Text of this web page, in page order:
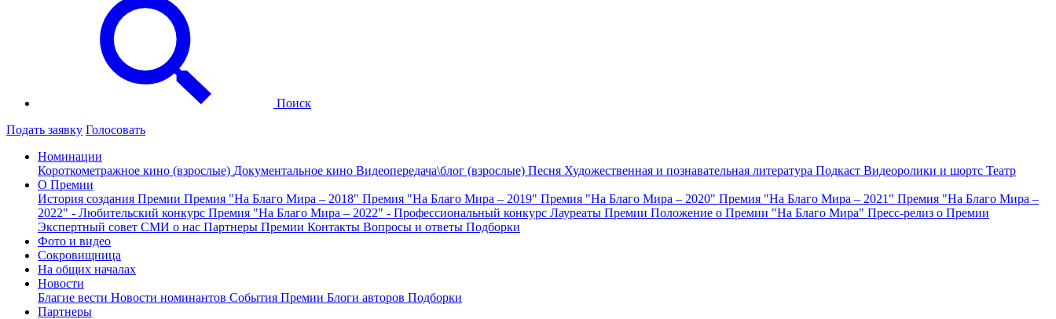
Поиск
Подать заявку Голосовать
Номинации
Короткометражное кино (взрослые) Документальное кино Видеопередача\блог (взрослые) Песня Художественная и познавательная литература Подкаст Видеоролики и шортс Театр
О Премии
История создания Премии Премия "На Благо Мира – 2018" Премия "На Благо Мира – 2019" Премия "На Благо Мира – 2020" Премия "На Благо Мира – 2021" Премия "На Благо Мира –
2022" - Любительский конкурс Премия "На Благо Мира – 2022" - Профессиональный конкурс Лауреаты Премии Положение о Премии "На Благо Мира" Пресс-релиз о Премии
Экспертный совет СМИ о нас Партнеры Премии Контакты Вопросы и ответы Подборки
Фото и видео
Сокровищница
На общих началах
Новости
Благие вести Новости номинантов События Премии Блоги авторов Подборки
Партнеры